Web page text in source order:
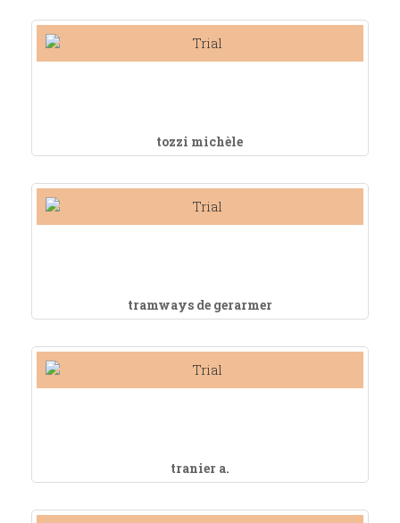
tozzi michèle
tramways de gerarmer
tranier a.